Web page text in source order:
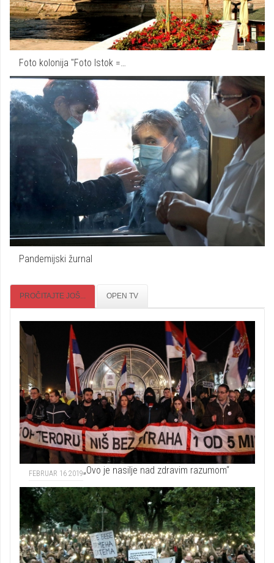
Foto kolonija "Foto Istok =…
Pandemijski žurnal
PROČITAJTE JOŠ... OPEN TV
FEBRUAR 16 2019„Ovo je nasilje nad zdravim razumom“